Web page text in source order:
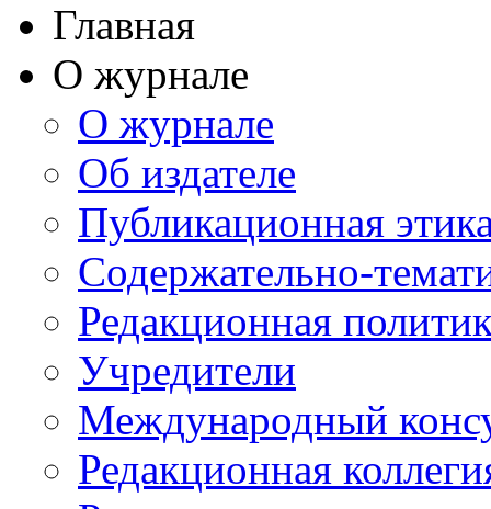
Главная
О журнале
О журнале
Об издателе
Публикационная
Содержательно-
Редакционная
Учредители
Международный
Редакционная